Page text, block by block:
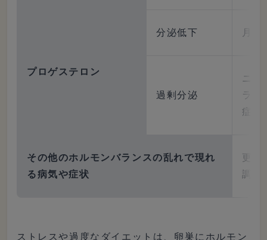
プロゲステロン
分泌低下 月
過剰分泌
ニキ
ラ・
症状
その他のホルモンバランスの乱れで現れ
る病気や症状
更年
調症
ストレスや過度なダイエットは、卵巣にホルモン